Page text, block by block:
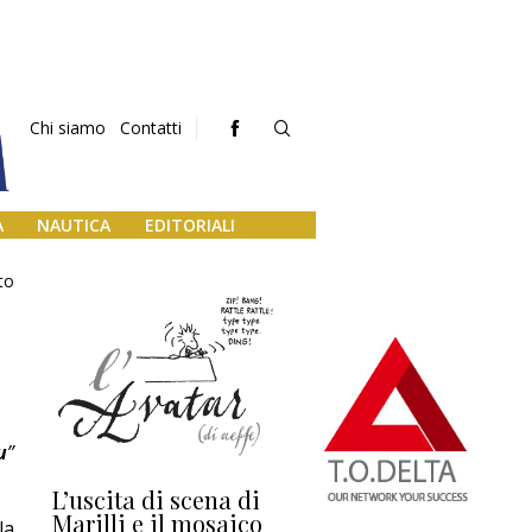
Chi siamo Contatti
NAUTICA EDITORIALI
”
L’uscita di scena di
Marilli e il mosaico
Darsena a Europa,